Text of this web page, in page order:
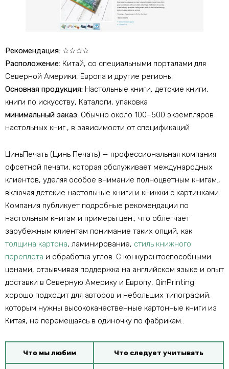
Рекомендация: ☆☆☆☆
Расположение: Китай, со специальными порталами для
Северной Америки, Европа и другие регионы
Основная продукция: Настольные книги, детские книги,
книги по искусству, Каталоги, упаковка
минимальный заказ: Обычно около 100–500 экземпляров
настольных книг., в зависимости от спецификаций
ЦиньПечать (Цинь Печать) — профессиональная компания
офсетной печати, которая обслуживает международных
клиентов, уделяя особое внимание полноцветным книгам.,
включая детские настольные книги и книжки с картинками.
Компания публикует подробные рекомендации по
настольным книгам и примеры цен., что облегчает
зарубежным клиентам понимание таких опций, как
толщина картона, ламинирование, стиль книжного
переплета и обработка углов. С конкурентоспособными
ценами, отзывчивая поддержка на английском языке и опыт
доставки в Северную Америку и Европу, QinPrinting
хорошо подходит для авторов и небольших типографий,
которым нужны высококачественные картонные книги из
Китая, не перемещаясь в одиночку по фабрикам..
Что мы любим Что следует учитывать